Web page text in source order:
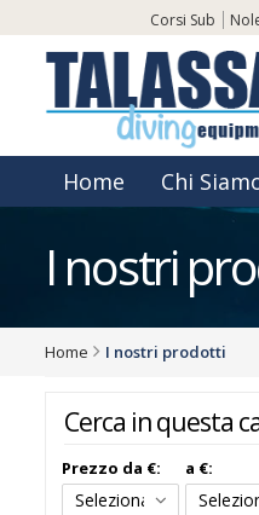
Corsi Sub
Home Chi
I nostri
Home I nostri prodotti
Cerca in questa
Prezzo da €: a €: